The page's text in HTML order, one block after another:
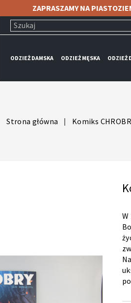
ZAPRASZAMY NA
ODZIEŻ DAMSKA ODZIEŻ MĘSKA ODZIEŻ
Strona główna Komiks